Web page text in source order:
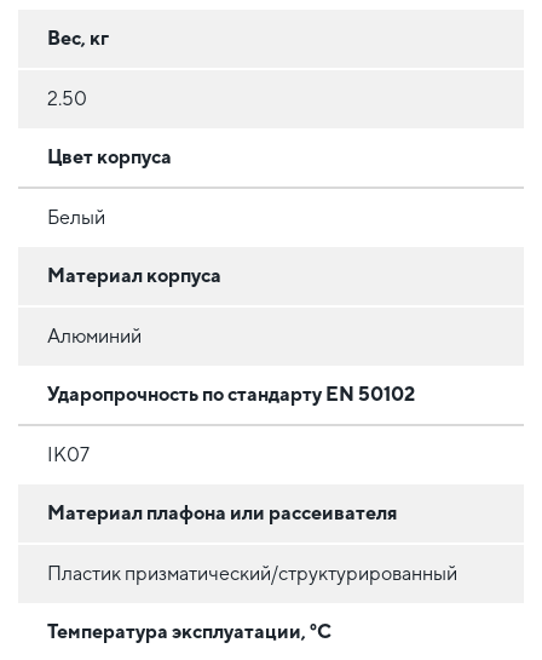
Вес, кг
2.50
Цвет корпуса
Белый
Материал корпуса
Алюминий
Ударопрочность по стандарту EN 50102
IK07
Материал плафона или рассеивателя
Пластик призматический/структурированный
Температура эксплуатации, °C